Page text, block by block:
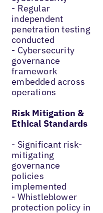
- Regular
independent
penetration testing
conducted
- Cybersecurity
governance
framework
embedded across
operations
Risk Mitigation &
Ethical Standards
- Significant risk-
mitigating
governance
policies
implemented
- Whistleblower
protection policy in